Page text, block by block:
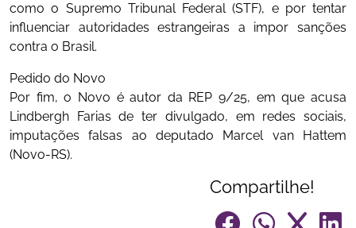
como o Supremo Tribunal Federal (STF), e por tentar
influenciar autoridades estrangeiras a impor sanções
contra o Brasil.
Pedido do Novo
Por fim, o Novo é autor da REP 9/25, em que acusa
Lindbergh Farias de ter divulgado, em redes sociais,
imputações falsas ao deputado Marcel van Hattem
(Novo-RS).
Compartilhe!